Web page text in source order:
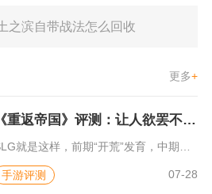
之滨自带战法怎么回收
更多+
《重返帝国》评测：让人欲罢不能的新一代策略游戏
SLG就是这样，前期“开荒”发育，中期同盟混战抢地盘，后期争...
手游评测 07-28